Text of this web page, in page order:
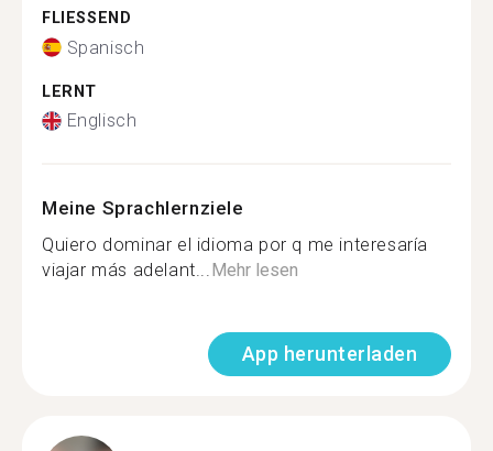
FLIESSEND
Spanisch
LERNT
Englisch
Meine Sprachlernziele
Quiero dominar el idioma por q me interesaría
viajar más adelant...Mehr lesen
App herunterladen